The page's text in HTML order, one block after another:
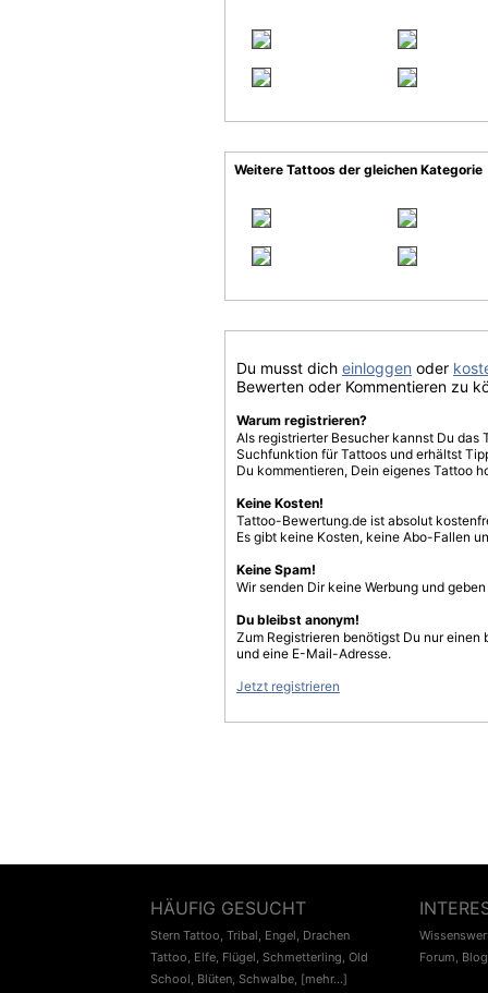
Weitere Tattoos der gleichen Kategorie
Du musst dich einloggen oder
Bewerten oder Kommentieren zu
Warum registrieren?
Als registrierter Besucher kannst Du
Suchfunktion für Tattoos und erhältst
Du kommentieren, Dein eigenes Tattoo
Keine Kosten!
Tattoo-Bewertung.de ist absolut
Es gibt keine Kosten, keine Abo-Fallen
Keine Spam!
Wir senden Dir keine Werbung und
Du bleibst anonym!
Zum Registrieren benötigst Du nur einen
und eine E-Mail-Adresse.
Jetzt registrieren
HÄUFIG GESUCHT
Stern Tattoo, Tribal, Engel, Drachen
Tattoo, Elfe, Flügel, Schmetterling, Old
School, Blüten, Schwalbe, [mehr...]
Forum, Blog